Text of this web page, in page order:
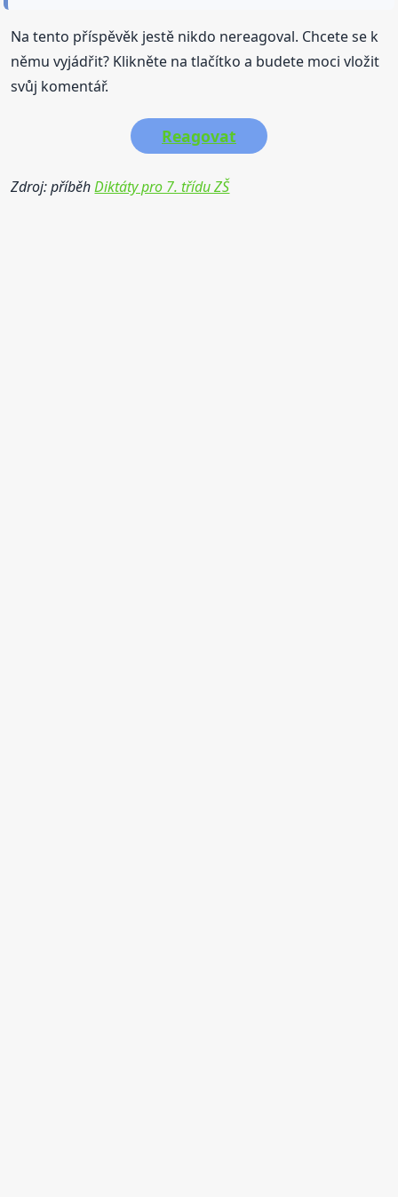
Na tento příspěvěk jestě nikdo nereagoval. Chcete se k
němu vyjádřit? Klikněte na tlačítko a budete moci vložit
svůj komentář.
Reagovat
Zdroj: příběhDiktáty pro 7. třídu ZŠ